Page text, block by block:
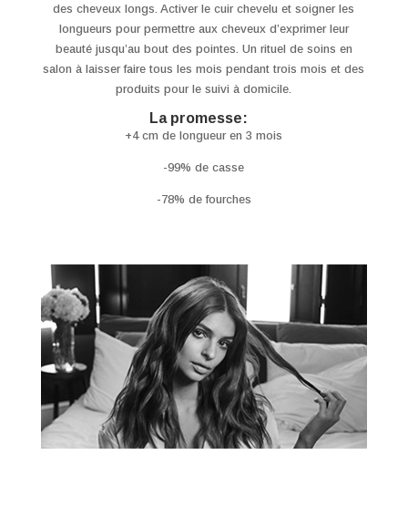
des cheveux longs. Activer le cuir chevelu et soigner les
longueurs pour permettre aux cheveux d’exprimer leur
beauté jusqu’au bout des pointes. Un rituel de soins en
salon à laisser faire tous les mois pendant trois mois et des
produits pour le suivi à domicile.
La promesse:
+4 cm de longueur en 3 mois
-99% de casse
-78% de fourches